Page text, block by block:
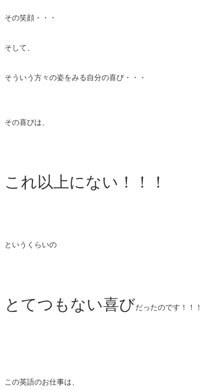
その笑顔・・・
そして、
そういう方々の姿をみる自分の喜び・・・
その喜びは、
これ以上にない！！！
というくらいの
とてつもない喜びだったのです！！！
この英語のお仕事は、